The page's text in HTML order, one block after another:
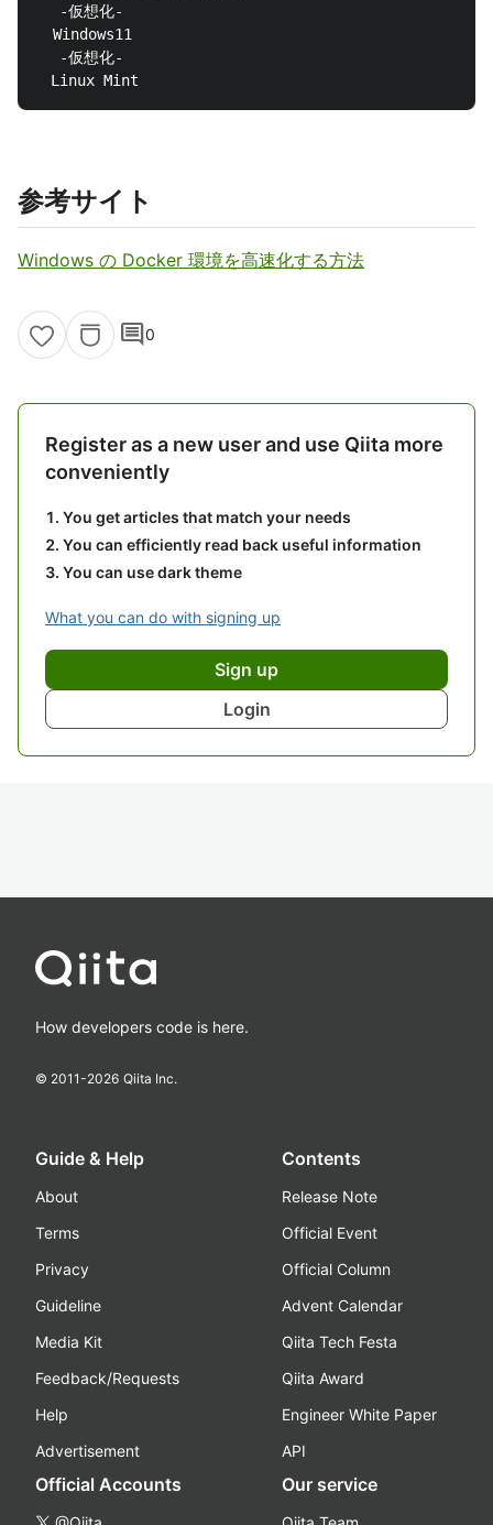
-仮想化-
  Windows11
-仮想化-
参考サイト
Windows の Docker 環境を高速化する方法
comment0
Register as a new user and use Qiita more
conveniently
You get articles that match your needs
You can efficiently read back useful information
You can use dark theme
What you can do with signing up
Sign up
Login
How developers code is here.
© 2011-2026 Qiita Inc.
Guide & Help
About
Terms
Privacy
Guideline
Media Kit
Feedback/Requests
Help
Advertisement
Contents
Release Note
Official Event
Official Column
Advent Calendar
Qiita Tech Festa
Qiita Award
Engineer White Paper
API
Official Accounts Our service